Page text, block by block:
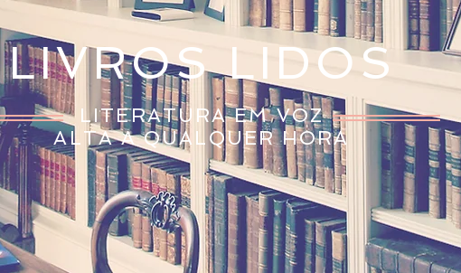
LIVROS LIDOS
LITERATURA EM VOZ
ALTA A QUALQUER HORA